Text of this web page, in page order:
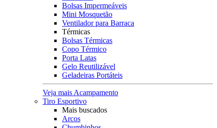
Bolsas Impermeáveis
Mini Mosquetão
Ventilador para Barraca
Térmicas
Bolsas Térmicas
Copo Térmico
Porta Latas
Gelo Reutilizável
Geladeiras Portáteis
Veja mais Acampamento
Tiro Esportivo
Mais buscados
Arcos